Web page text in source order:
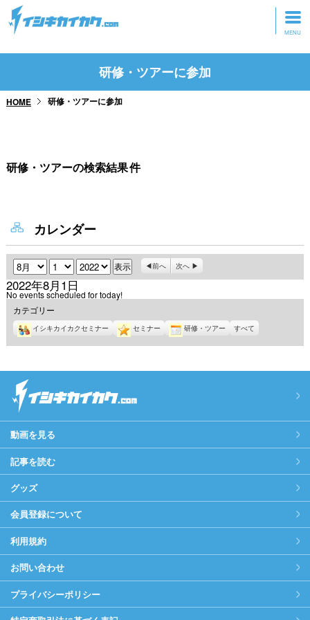
トップページ
研修・ツアーに参加
研修・ツアーに参加
HOME 研修・ツアーに参加
研修・ツアーの検索結果件
カレンダー
月 日 年 前へ 次へ
2022年8月1日
No events scheduled for today!
カテゴリー
イシキカイカクセミナー セミナー 研修・ツアー すべて
動画を見る
記事を読む
グッズ
会員登録について
利用規約
お問い合わせ
プライバシーポリシー